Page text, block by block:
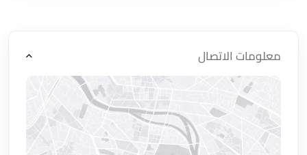
معلومات الاتصال